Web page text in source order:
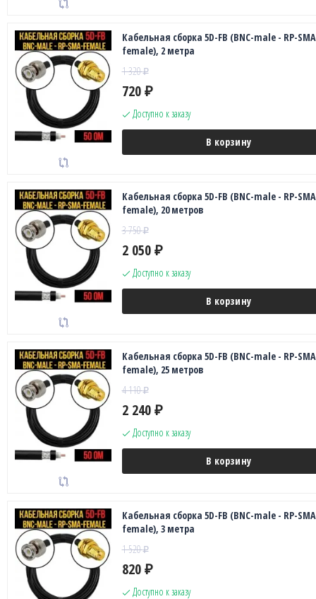
Кабельная сборка 5D-FB (BNC-male - RP-
female), 2 метра
1 320₽
720 ₽
Доступно к заказу
В корзину
Кабельная сборка 5D-FB (BNC-male - RP-
female), 20 метров
3 750₽
2 050 ₽
Доступно к заказу
В корзину
Кабельная сборка 5D-FB (BNC-male - RP-
female), 25 метров
4 110₽
2 240 ₽
Доступно к заказу
В корзину
Кабельная сборка 5D-FB (BNC-male - RP-
female), 3 метра
1 520₽
820 ₽
Доступно к заказу